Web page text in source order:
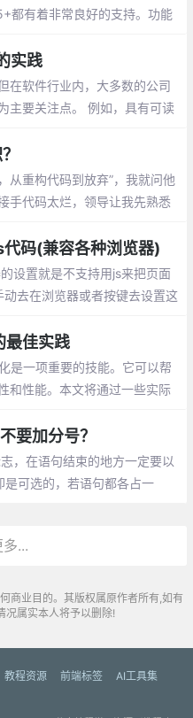
都有着非常良好的支持。功能
实践
在软件行业内，大多数的公司
主要关注点。 例如，具有可读
于理解和修改。
从重构代码到放弃”，我就问他
手代码太烂，领导让我先熟悉
码(兼容各种浏览器)
设置就是不支持用js来把页面
去在浏览器或者按键去设置这
佳实践
是一项重要的技能。它可以帮
和性能。本文将通过一些实际
要加分号？
，在语句结束的地方一定要以
可选的，若语句都各占一
...
商业目的。其版权属原作者所有,如有
况属实本人将予以删除!
教程资源 前端标签
AI工具集